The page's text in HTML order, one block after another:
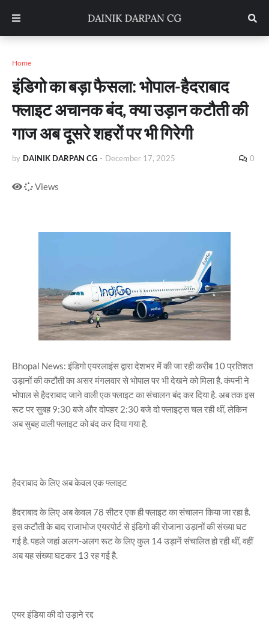
Home
इंडिगो का बड़ा फैसला: भोपाल-हैदराबाद
फ्लाइट अचानक बंद, क्या उड़ान कटौती की
गाज अब दूसरे शहरों पर भी गिरेगी
by DAINIK DARPAN CG - December 17, 2025 0
Views
Bhopal News: इंडिगो एयरलाइंस द्वारा देशभर में की जा रही करीब 10 प्रतिशत
उड़ानों की कटौती का असर मंगलवार से भोपाल पर भी देखने को मिला है. कंपनी ने
भोपाल से हैदराबाद जाने वाली एक फ्लाइट का संचालन बंद कर दिया है. अब तक इस
रूट पर सुबह 9:30 बजे और दोपहर 2:30 बजे दो फ्लाइट्स चल रही थीं, लेकिन
अब सुबह वाली फ्लाइट को बंद कर दिया गया है.
हैदराबाद के लिए अब केवल एक फ्लाइट
हैदराबाद के लिए अब केवल 78 सीटर एक ही फ्लाइट का संचालन किया जा रहा है.
इस कटौती के बाद राजाभोज एयरपोर्ट से इंडिगो की रोजाना उड़ानों की संख्या घट
गई है. पहले जहां अलग-अलग रूट के लिए कुल 14 उड़ानें संचालित हो रही थीं, वहीं
अब यह संख्या घटकर 13 रह गई है.
एयर इंडिया की दो उड़ाने रद्द